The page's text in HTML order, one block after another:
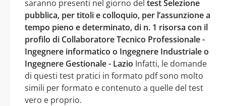
saranno presenti nel giorno del test Selezione
pubblica, per titoli e colloquio, per l’assunzione a
tempo pieno e determinato, di n. 1 risorsa con il
profilo di Collaboratore Tecnico Professionale -
Ingegnere informatico o Ingegnere Industriale o
Ingegnere Gestionale - Lazio Infatti, le domande
di questi test pratici in formato pdf sono molto
simili per formato e contenuto a quelle del test
vero e proprio.